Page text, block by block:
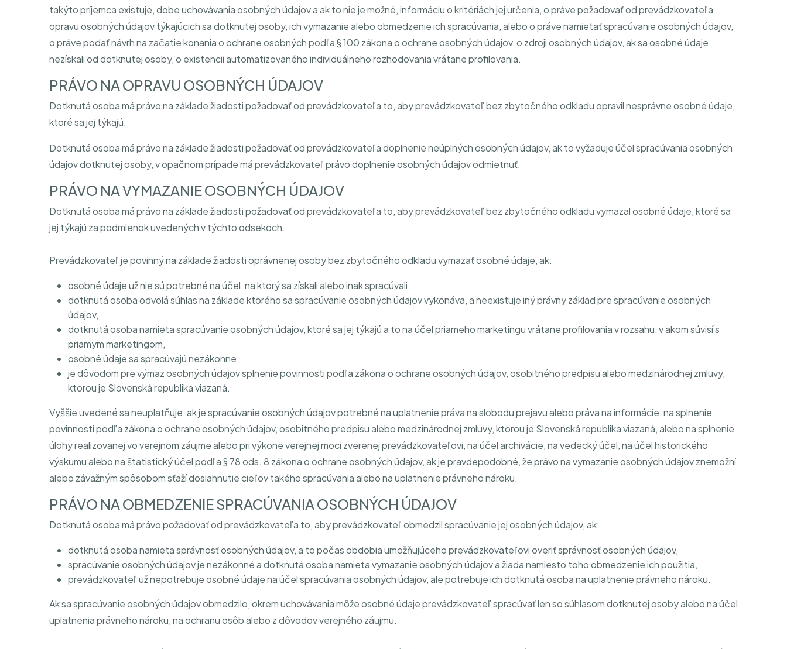
takýto príjemca existuje, dobe uchovávania osobných údajov a ak to nie je možné, informáciu o kritériách jej určenia, o práve požadovať od prevádzkovateľa
opravu osobných údajov týkajúcich sa dotknutej osoby, ich vymazanie alebo obmedzenie ich spracúvania, alebo o práve namietať spracúvanie osobných údajov,
o práve podať návrh na začatie konania o ochrane osobných podľa § 100 zákona o ochrane osobných údajov, o zdroji osobných údajov, ak sa osobné údaje
nezískali od dotknutej osoby, o existencii automatizovaného individuálneho rozhodovania vrátane profilovania.
PRÁVO NA OPRAVU OSOBNÝCH ÚDAJOV
Dotknutá osoba má právo na základe žiadosti požadovať od prevádzkovateľa to, aby prevádzkovateľ bez zbytočného odkladu opravil nesprávne osobné údaje,
ktoré sa jej týkajú.
Dotknutá osoba má právo na základe žiadosti požadovať od prevádzkovateľa doplnenie neúplných osobných údajov, ak to vyžaduje účel spracúvania osobných
údajov dotknutej osoby, v opačnom prípade má prevádzkovateľ právo doplnenie osobných údajov odmietnuť.
PRÁVO NA VYMAZANIE OSOBNÝCH ÚDAJOV
Dotknutá osoba má právo na základe žiadosti požadovať od prevádzkovateľa to, aby prevádzkovateľ bez zbytočného odkladu vymazal osobné údaje, ktoré sa
jej týkajú za podmienok uvedených v týchto odsekoch.
Prevádzkovateľ je povinný na základe žiadosti oprávnenej osoby bez zbytočného odkladu vymazať osobné údaje, ak:
osobné údaje už nie sú potrebné na účel, na ktorý sa získali alebo inak spracúvali,
dotknutá osoba odvolá súhlas na základe ktorého sa spracúvanie osobných údajov vykonáva, a neexistuje iný právny základ pre spracúvanie osobných
údajov,
dotknutá osoba namieta spracúvanie osobných údajov, ktoré sa jej týkajú a to na účel priameho marketingu vrátane profilovania v rozsahu, v akom súvisí s
priamym marketingom,
osobné údaje sa spracúvajú nezákonne,
je dôvodom pre výmaz osobných údajov splnenie povinnosti podľa zákona o ochrane osobných údajov, osobitného predpisu alebo medzinárodnej zmluvy,
ktorou je Slovenská republika viazaná.
Vyššie uvedené sa neuplatňuje, ak je spracúvanie osobných údajov potrebné na uplatnenie práva na slobodu prejavu alebo práva na informácie, na splnenie
povinnosti podľa zákona o ochrane osobných údajov, osobitného predpisu alebo medzinárodnej zmluvy, ktorou je Slovenská republika viazaná, alebo na splnenie
úlohy realizovanej vo verejnom záujme alebo pri výkone verejnej moci zverenej prevádzkovateľovi, na účel archivácie, na vedecký účel, na účel historického
výskumu alebo na štatistický účel podľa § 78 ods. 8 zákona o ochrane osobných údajov, ak je pravdepodobné, že právo na vymazanie osobných údajov znemožní
alebo závažným spôsobom sťaží dosiahnutie cieľov takého spracúvania alebo na uplatnenie právneho nároku.
PRÁVO NA OBMEDZENIE SPRACÚVANIA OSOBNÝCH ÚDAJOV
Dotknutá osoba má právo požadovať od prevádzkovateľa to, aby prevádzkovateľ obmedzil spracúvanie jej osobných údajov, ak:
dotknutá osoba namieta správnosť osobných údajov, a to počas obdobia umožňujúceho prevádzkovateľovi overiť správnosť osobných údajov,
spracúvanie osobných údajov je nezákonné a dotknutá osoba namieta vymazanie osobných údajov a žiada namiesto toho obmedzenie ich použitia,
prevádzkovateľ už nepotrebuje osobné údaje na účel spracúvania osobných údajov, ale potrebuje ich dotknutá osoba na uplatnenie právneho nároku.
Ak sa spracúvanie osobných údajov obmedzilo, okrem uchovávania môže osobné údaje prevádzkovateľ spracúvať len so súhlasom dotknutej osoby alebo na účel
uplatnenia právneho nároku, na ochranu osôb alebo z dôvodov verejného záujmu.